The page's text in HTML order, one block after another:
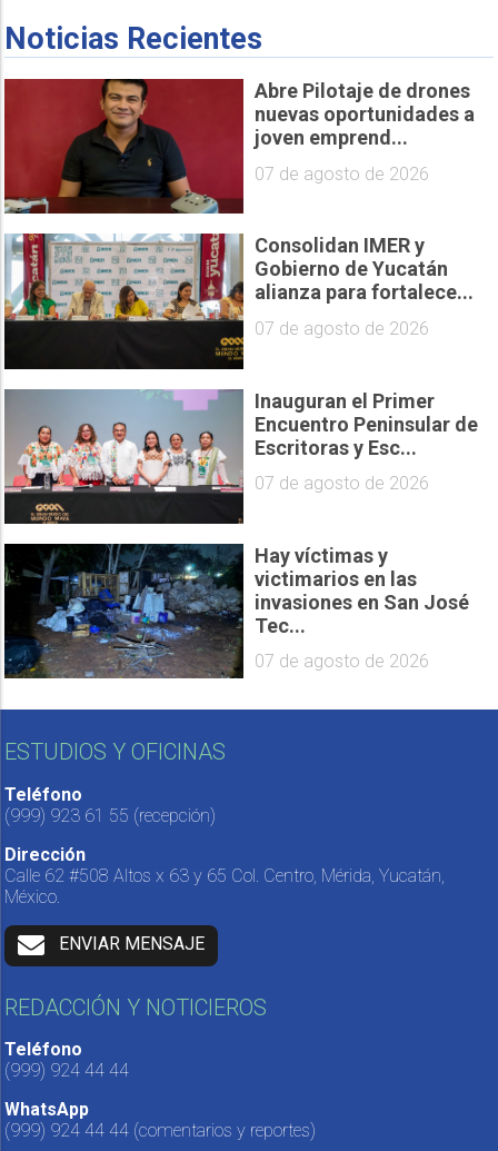
Noticias Recientes
Abre Pilotaje de drones
nuevas oportunidades a
joven emprend...
07 de agosto de 2026
Consolidan IMER y
Gobierno de Yucatán
alianza para fortalece...
07 de agosto de 2026
Inauguran el Primer
Encuentro Peninsular de
Escritoras y Esc...
07 de agosto de 2026
Hay víctimas y
victimarios en las
invasiones en San José
Tec...
07 de agosto de 2026
ESTUDIOS Y OFICINAS
Teléfono
(999) 923 61 55 (recepción)
Dirección
Calle 62 #508 Altos x 63 y 65 Col. Centro, Mérida, Yucatán,
México.
ENVIAR MENSAJE
REDACCIÓN Y NOTICIEROS
Teléfono
(999) 924 44 44
WhatsApp
(999) 924 44 44 (comentarios y reportes)